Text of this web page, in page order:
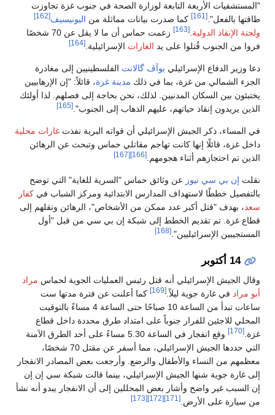
"المستشفيات الأربعة التابعة لوزارة الصحة في جنوب غزة تجاوزت
طاقتها بالفعل".[161] كما صدرت بيانات مماثلة من اليونيسيف[162]
ولجنة الإنقاذ الدولية.
[163]
زعمت حماس أن ما لا يقل عن 70 شخصًا
فروا من الجنوب قُتلوا على يد الغارات الإسرائيلية.[164]
دعا وزير الدفاع الإسرائيلي يوآڤ گالانت الفلسطينيين إلى مغادرة
الجزء الشمالي من غزة، بما في ذلك مدينة غزة، قائلاً: "إن الإرهابيين
يختبئون بين السكان المدنيين. لذلك، نحن بحاجة إلى فصلهم. لذا أولئك
الذين يريدون إنقاذ حياتهم، عليهم الذهاب إلى الجنوب".[165]
في المساء، ذكر الجيش الإسرائيلي أن قواته البرية نفذت غارات محلية
داخل غزة، قائلًا إنها كانت تهاجم مقاتلي حماس وتبحث عن الرهائن
الذين تم احتجازهم أثناء هجومهم.[166]
[167]
نقلت إن بي سي نيوز عن وثائق حماس "السرية للغاية" التي توضح
بالتفصيل خططًا لاستهداف المدارس الابتدائية ومركز الشباب في كفار
سعد، بهدف "قتل أكبر عدد ممكن من الأشخاص"، الرهائن ونقلهم إلى
قطاع غزة. تم تقديم الخطط إلى شبكة إن بي سي من قبل "أول
المستجيبين الإسرائيليين".[168]
14 أكتوبر
وقال الجيش الإسرائيلي أنه قتل رئيس العمليات الجوية لحماس مراد
أبو مراد في غارة جوية ليلاً. [169]
كما أعلنت عن فترة مدتها ست
ساعات تبدأ من الساعة 10 صباحًا حتى الساعة 4 مساءً بالتوقيت
المحلي للاجئين للفرار جنوباً على امتداد طرق محددة داخل قطاع
غزة. [170]
وقع انفجار في الساعة 5.30 مساءً على أحد الطرق الآمنة
التي حددها الجيش الإسرائيلي، مما أسفر عن مقتل 70 شخصًا،
معظمهم من النساء والأطفال والرضع. وأرجعت بعض المصادر الانفجار
إلى غارة جوية شنها الجيش الإسرائيلي، بينما قالت شبكة سي إن إن
إن السبب غير واضح وأشار بعض المحللين إلى أن الانفجار يبدو أنه نشأ
من سيارة على الأرض. [171]
[172]
[173]